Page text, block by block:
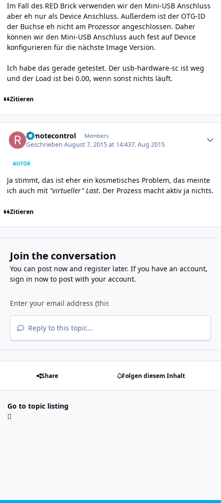
Im Fall des RED Brick verwenden wir den Mini-USB Anschluss
aber eh nur als Device Anschluss. Außerdem ist der OTG-ID
der Buchse eh nicht am Prozessor angeschlossen. Daher
können wir den Mini-USB Anschluss auch fest auf Device
konfigurieren für die nächste Image Version.
Ich habe das gerade getestet. Der usb-hardware-sc ist weg
und der Load ist bei 0.00, wenn sonst nichts läuft.
Zitieren
remotecontrol Members
GeschriebenAugust 7, 2015 at 14:437. Aug 2015
AUTOR
Ja stimmt, das ist eher ein kosmetisches Problem, das meinte
ich auch mit "virtueller" Last. Der Prozess macht aktiv ja nichts.
Zitieren
Join the conversation
You can post now and register later. If you have an account,
sign in nowto post with your account.
Reply to this topic...
Share Folgen diesem Inhalt
Go to topic listing